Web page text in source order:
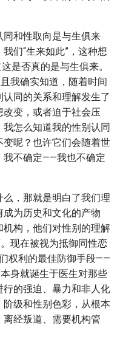
同和性取向是与生俱来
们“生来如此”，这种想
是否真的是与生俱来。
我确实知道，随着时间
同的关系和理解发生了
变，或者迫于社会压
怎么知道我的性别认同
呢？也许它们会随着世
我不确定——我也不确定
，那就是明白了我们理
为历史和文化的产物
构，他们对性别的理解
现在被视为抵御同性恋
权利的最佳防御手段——
身就诞生于医生对那些
的强迫、暴力和非人化
级和性别色彩，从根本
经叛道、需要机构管